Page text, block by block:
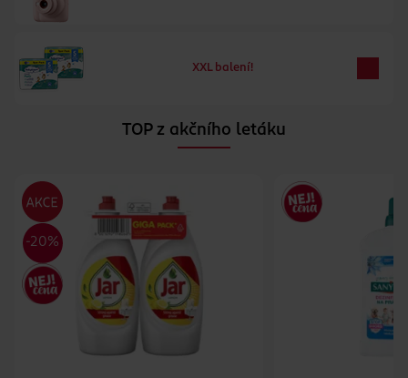
XXL balení!
TOP z akčního letáku